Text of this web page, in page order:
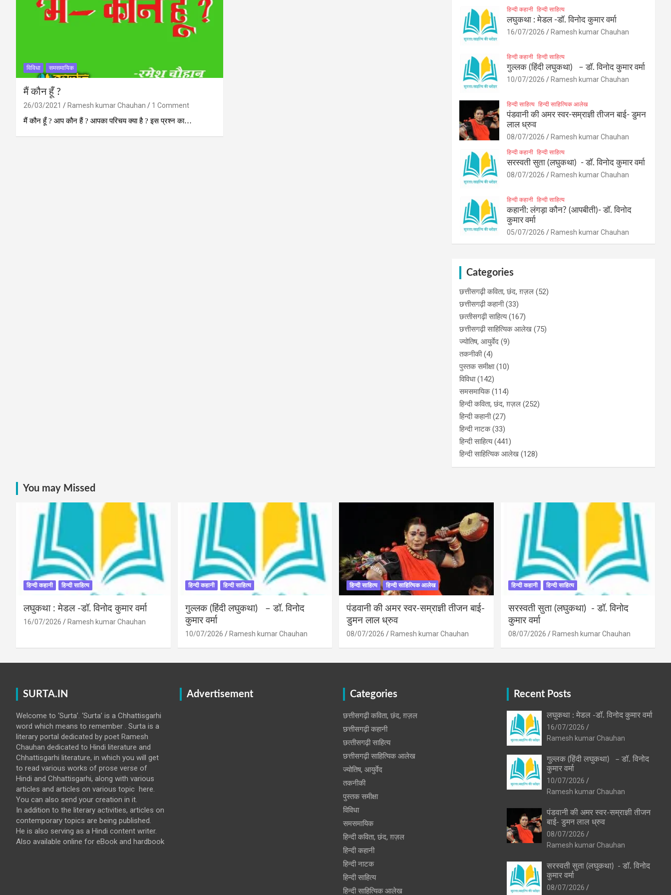
विविधा समसमायिक
मैं कौन हूँ ?
26/03/2021 Ramesh kumar Chauhan
1 Comment
मैं कौन हूँ ? आप कौन हैं ? आपका परिचय क्‍या है ? इस प्रश्‍न का…
हिन्दी कहानी हिन्दी साहित्य
लघुकथा : मेडल -डॉ. विनोद कुमार वर्मा
16/07/2026 Ramesh kumar Chauhan
हिन्दी कहानी हिन्दी साहित्य
गुल्लक (हिंदी लघुकथा) – डॉ. विनोद कुमार वर्मा
10/07/2026 Ramesh kumar Chauhan
हिन्दी साहित्य हिन्दी साहित्यिक आलेख
पंडवानी की अमर स्वर-सम्राज्ञी तीजन बाई- डुमन
लाल ध्रुव
08/07/2026 Ramesh kumar Chauhan
हिन्दी कहानी हिन्दी साहित्य
सरस्वती सुता (लघुकथा) ​- डॉ. विनोद कुमार वर्मा
08/07/2026 Ramesh kumar Chauhan
हिन्दी कहानी हिन्दी साहित्य
कहानी: लंगड़ा कौन? (आपबीती)​- डॉ. विनोद
कुमार वर्मा
05/07/2026 Ramesh kumar Chauhan
Categories
छत्तीसगढ़ी कविता, छंद, ग़ज़ल (52)
छत्तीसगढ़ी कहानी(33)
छत्‍तीसगढ़ी साहित्‍य(167)
छत्तीसगढ़ी साहित्यिक आलेख (75)
ज्योतिष, आयुर्वेद (9)
तकनीकी(4)
पुस्‍तक समीक्षा(10)
विविधा(142)
समसमायिक(114)
हिन्दी कविता, छंद, ग़ज़ल (252)
हिन्दी कहानी(27)
हिन्‍दी नाटक(33)
हिन्दी साहित्य(441)
हिन्दी साहित्यिक आलेख (128)
You may Missed
हिन्दी कहानी हिन्दी साहित्य
लघुकथा : मेडल -डॉ. विनोद कुमार वर्मा
16/07/2026 Ramesh kumar Chauhan
हिन्दी कहानी हिन्दी साहित्य
गुल्लक (हिंदी लघुकथा) – डॉ. विनोद
कुमार वर्मा
10/07/2026 Ramesh kumar Chauhan
हिन्दी साहित्य हिन्दी साहित्यिक आलेख
पंडवानी की अमर स्वर-सम्राज्ञी तीजन बाई-
डुमन लाल ध्रुव
08/07/2026 Ramesh kumar Chauhan
हिन्दी कहानी हिन्दी साहित्य
सरस्वती सुता (लघुकथा) ​- डॉ. विनोद
कुमार वर्मा
08/07/2026 Ramesh kumar Chauhan
SURTA.IN
Welcome to ‘Surta’. ‘Surta’ is a Chhattisgarhi
word which means to remember . Surta is a
literary portal dedicated by poet Ramesh
Chauhan dedicated to Hindi literature and
Chhattisgarhi literature, in which you will get
to read various works of prose verse of
Hindi and Chhattisgarhi, along with various
articles and articles on various topic here.
You can also send your creation in it.
In addition to the literary activities, articles on
contemporary topics are being published.
He is also serving as a Hindi content writer.
Also available online for eBook and hardbook
Advertisement Categories
छत्तीसगढ़ी कविता, छंद, ग़ज़ल
छत्तीसगढ़ी कहानी
छत्‍तीसगढ़ी साहित्‍य
छत्तीसगढ़ी साहित्यिक आलेख
ज्योतिष, आयुर्वेद
तकनीकी
पुस्‍तक समीक्षा
विविधा
समसमायिक
हिन्दी कविता, छंद, ग़ज़ल
हिन्दी कहानी
हिन्‍दी नाटक
हिन्दी साहित्य
हिन्दी साहित्यिक आलेख
Recent Posts
लघुकथा : मेडल -डॉ. विनोद कुमार वर्मा
16/07/2026
Ramesh kumar Chauhan
गुल्लक (हिंदी लघुकथा) – डॉ. विनोद
कुमार वर्मा
10/07/2026
Ramesh kumar Chauhan
पंडवानी की अमर स्वर-सम्राज्ञी तीजन
बाई- डुमन लाल ध्रुव
08/07/2026
Ramesh kumar Chauhan
सरस्वती सुता (लघुकथा) ​- डॉ. विनोद
कुमार वर्मा
08/07/2026